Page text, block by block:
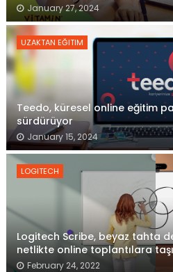
January 27, 2024
UZAKTAN EĞITIM
Teedo, küresel online eğitim
sürdürüyor
January 15, 2024
LOGITECH
Logitech Scribe, beyaz tahta
netlikte online toplantılara
February 24, 2022